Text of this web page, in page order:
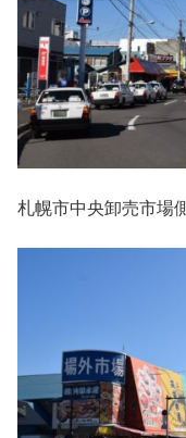
札幌市中央卸売市場